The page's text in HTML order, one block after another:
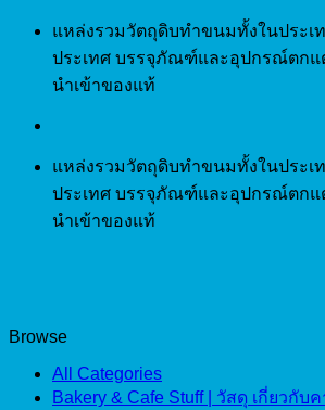
Skip
content
แหล่งรวมวัตถุดิบทำขนมทั้งในประเ
ประเทศ บรรจุภัณฑ์และอุปกรณ์ตก
นำเข้าของแท้
แหล่งรวมวัตถุดิบทำขนมทั้งในประเ
ประเทศ บรรจุภัณฑ์และอุปกรณ์ตก
นำเข้าของแท้
Browse
All Categories
Bakery & Cafe Stuff | วัสดุ เกี่ยวกับค